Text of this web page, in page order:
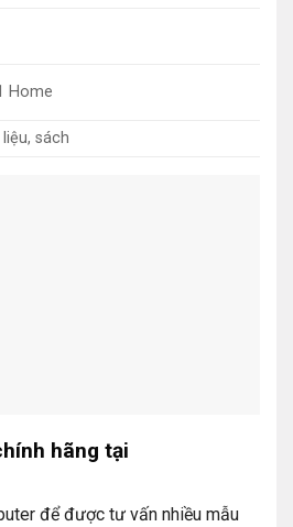
Home
sách
hãng tại
để được tư vấn nhiều mẫu